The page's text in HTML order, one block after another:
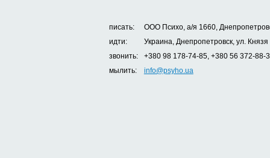
писать:
ООО Психо, а/я 1660,
идти:
Украина, Днепропетровск, ул.
звонить:
+380 98 178-74-85, +380 56 372-88-
мылить:
info@psyho.ua